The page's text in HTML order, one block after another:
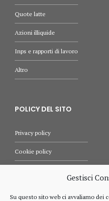
Gestisci
Su questo sito web ci avvaliamo dei
Quote latte
Azioni illiquide
Inps e rapporti di lavoro
Altro
POLICY DEL SITO
Privacy policy
Cookie policy